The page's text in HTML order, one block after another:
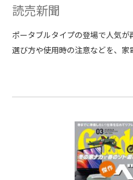
読売新聞
ポータブルタイプの登場で人気が
選び方や使用時の注意などを、家